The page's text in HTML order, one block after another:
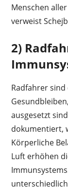
Menschen
verweist
2)
Radfahrer
ausgesetzt
dokumentiert,
Körperliche
Luft erhöhen